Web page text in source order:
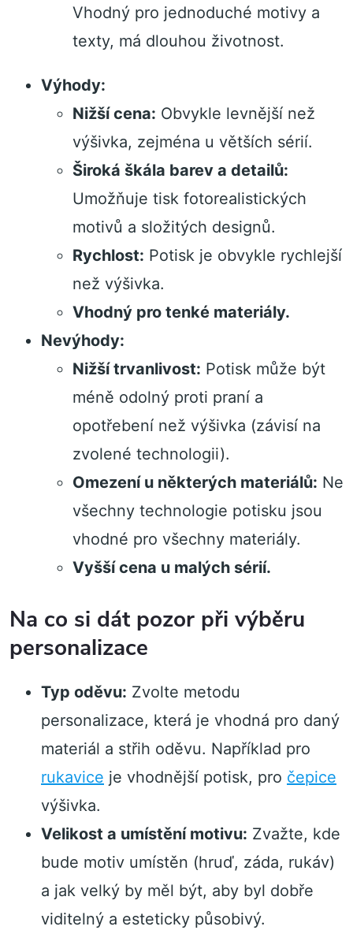
Vhodný pro jednoduché motivy a
texty, má dlouhou životnost.
Výhody:
Nižší cena: Obvykle levnější než
výšivka, zejména u větších sérií.
Široká škála barev a detailů:
Umožňuje tisk fotorealistických
motivů a složitých designů.
Rychlost: Potisk je obvykle rychlejší
než výšivka.
Vhodný pro tenké materiály.
Nevýhody:
Nižší trvanlivost: Potisk může být
méně odolný proti praní a
opotřebení než výšivka (závisí na
zvolené technologii).
Omezení u některých materiálů: Ne
všechny technologie potisku jsou
vhodné pro všechny materiály.
Vyšší cena u malých sérií.
Na co si dát pozor při výběru
personalizace
Typ oděvu: Zvolte metodu
personalizace, která je vhodná pro daný
materiál a střih oděvu. Například pro
rukavice je vhodnější potisk, pro čepice
výšivka.
Velikost a umístění motivu: Zvažte, kde
bude motiv umístěn (hruď, záda, rukáv)
a jak velký by měl být, aby byl dobře
viditelný a esteticky působivý.